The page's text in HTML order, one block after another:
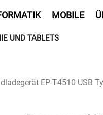
MOBILE
UND TABLETS
EP-T4510 USB